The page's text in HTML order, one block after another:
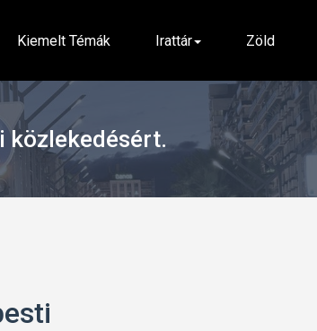
Kiemelt Témák Irattár Zöld
közlekedésért.